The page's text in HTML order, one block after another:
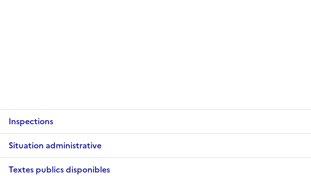
Inspections
Situation administrative
Textes publics disponibles